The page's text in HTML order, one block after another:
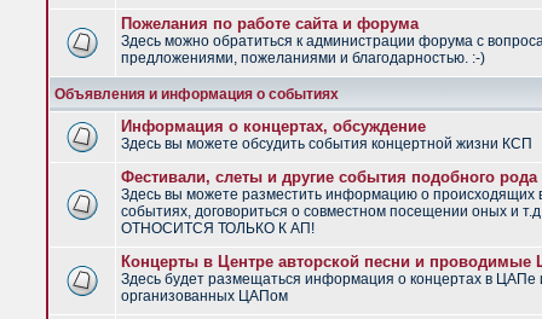
Пожелания по работе сайта и форума
Здесь можно обратиться к администрации форума с
предложениями, пожеланиями и благодарностью. :-)
Объявления и информация о событиях
Информация о концертах, обсуждение
Здесь вы можете обсудить события концертной жизни КСП
Фестивали, слеты и другие события подобного рода
Здесь вы можете разместить информацию о
событиях, договориться о совместном посещении оных и
ОТНОСИТСЯ ТОЛЬКО К АП!
Концерты в Центре авторской песни и
Здесь будет размещаться информация о концертах в ЦАПе
организованных ЦАПом